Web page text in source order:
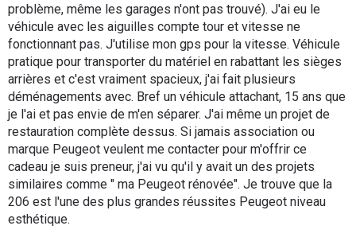
problème, même les garages n'ont pas trouvé). J'ai eu le
véhicule avec les aiguilles compte tour et vitesse ne
fonctionnant pas. J'utilise mon gps pour la vitesse. Véhicule
pratique pour transporter du matériel en rabattant les sièges
arrières et c'est vraiment spacieux, j'ai fait plusieurs
déménagements avec. Bref un véhicule attachant, 15 ans que
je l'ai et pas envie de m'en séparer. J'ai même un projet de
restauration complète dessus. Si jamais association ou
marque Peugeot veulent me contacter pour m'offrir ce
cadeau je suis preneur, j'ai vu qu'il y avait un des projets
similaires comme " ma Peugeot rénovée". Je trouve que la
206 est l'une des plus grandes réussites Peugeot niveau
esthétique.